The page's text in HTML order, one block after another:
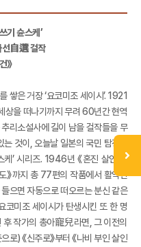
기 슌스케’
선自選 걸작
》
쌓은 거장 ‘요코미조 세이시’. 1921
상을 떠나기까지 무려 60년간 현역
리소설사에 길이 남을 걸작들을 무
것이, 오늘날 일본의 국민 탐정이
케’ 시리즈. 1946년 《혼진 살인 사
》까지 총 77편의 작품에서 활약한
으면 자동으로 떠오르는 분신 같은
코미조 세이시가 탄생시킨 또 한 명
작가의 총아寵兒라면, 그 이전의
) 《신주로》부터 《나비 부인 살인